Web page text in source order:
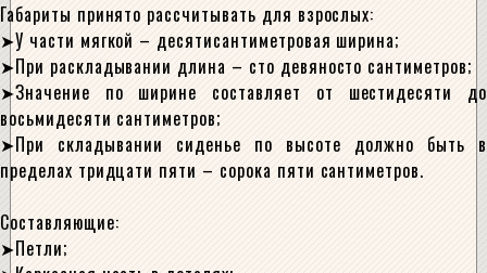
Габариты принято рассчитывать для взрослых:
У части мягкой – десятисантиметровая ширина;
При раскладывании длина – сто девяносто сантиметров;
Значение по ширине составляет от шестидесяти до
восьмидесяти сантиметров;
При складывании сиденье по высоте должно быть в
пределах тридцати пяти – сорока пяти сантиметров.
Составляющие:
Петли;